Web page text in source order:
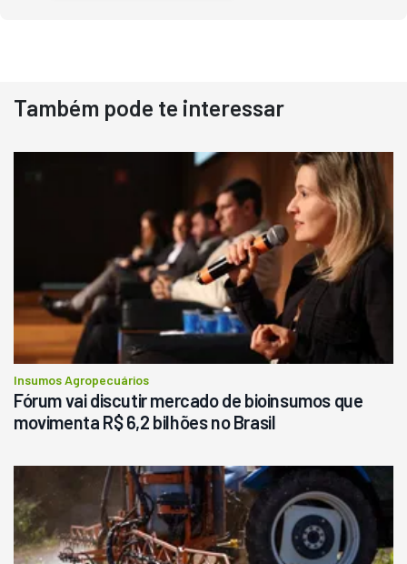
Destaque
Usado
Pá Carregadeira Cat 966
R$ 145.000
Consultar
Também pode te interessar
Insumos Agropecuários
Fórum vai discutir mercado de bioinsumos que
movimenta R$ 6,2 bilhões no Brasil